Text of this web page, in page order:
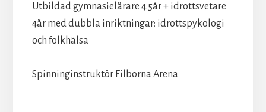
Utbildad gymnasielärare 4.5år + idrottsvetare
4år med dubbla inriktningar: idrottspykologi
och folkhälsa
Spinninginstruktör Filborna Arena